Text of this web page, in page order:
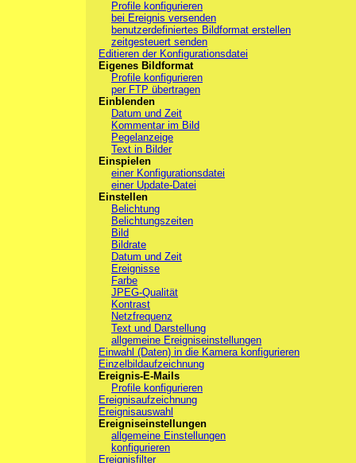
Profile konfigurieren
bei Ereignis versenden
benutzerdefiniertes Bildformat erstellen
zeitgesteuert senden
Editieren der Konfigurationsdatei
Eigenes Bildformat
Profile konfigurieren
per FTP übertragen
Einblenden
Datum und Zeit
Kommentar im Bild
Pegelanzeige
Text in Bilder
Einspielen
einer Konfigurationsdatei
einer Update-Datei
Einstellen
Belichtung
Belichtungszeiten
Bild
Bildrate
Datum und Zeit
Ereignisse
Farbe
JPEG-Qualität
Kontrast
Netzfrequenz
Text und Darstellung
allgemeine Ereigniseinstellungen
Einwahl (Daten) in die Kamera konfigurieren
Einzelbildaufzeichnung
Ereignis-E-Mails
Profile konfigurieren
Ereignisaufzeichnung
Ereignisauswahl
Ereigniseinstellungen
allgemeine Einstellungen
konfigurieren
Ereignisfilter